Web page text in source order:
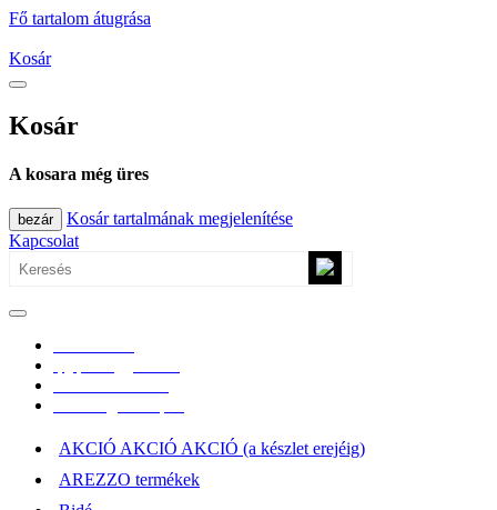
Fő tartalom átugrása
Kosár
Kosár
A kosara még üres
bezár
Kosár tartalmának megjelenítése
Kapcsolat
AKCIÓ AKCIÓ AKCIÓ (a készlet erejéig)
AREZZO termékek